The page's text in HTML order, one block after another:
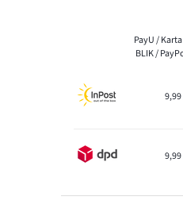
PayU /
BLIK /
9,99
9,99